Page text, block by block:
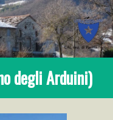
degli Arduini)